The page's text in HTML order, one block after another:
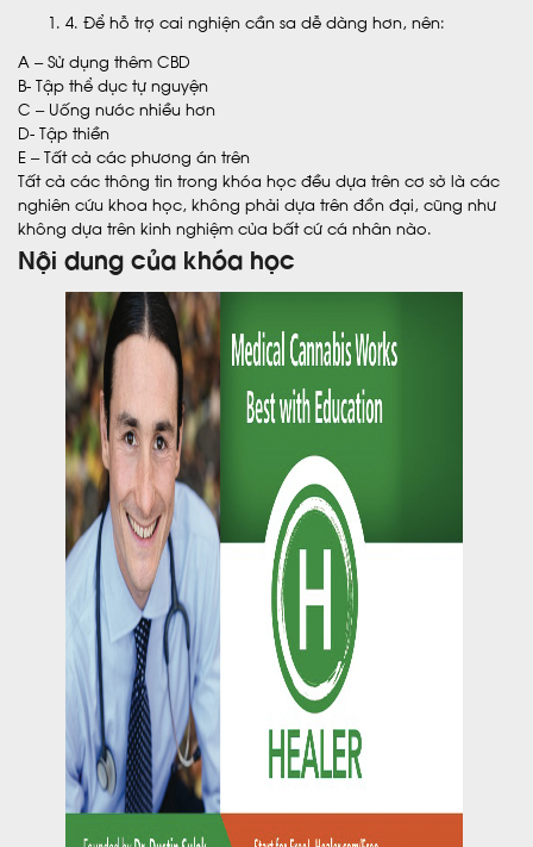
4. Để hỗ trợ cai nghiện cần sa dễ dàng hơn, nên:
A – Sử dụng thêm CBD
B- Tập thể dục tự nguyện
C – Uống nước nhiều hơn
D- Tập thiền
E – Tất cả các phương án trên
Tất cả các thông tin trong khóa học đều dựa trên cơ sở là các
nghiên cứu khoa học, không phải dựa trên đồn đại, cũng như
không dựa trên kinh nghiệm của bất cứ cá nhân nào.
Nội dung của khóa học